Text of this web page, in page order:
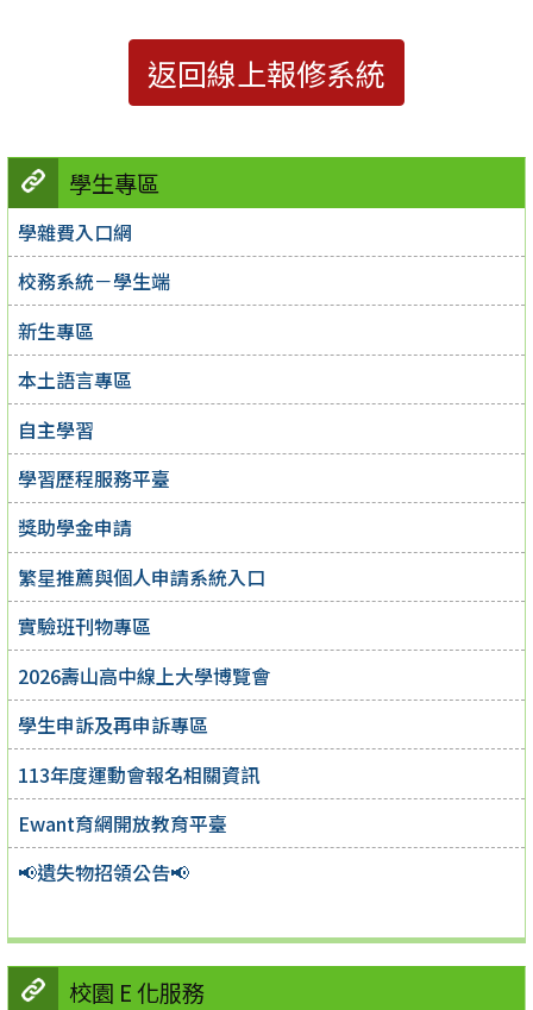
學生專區
學雜費入口網
校務系統－學生端
新生專區
本土語言專區
自主學習
學習歷程服務平臺
獎助學金申請
繁星推薦與個人申請系統入口
實驗班刊物專區
2026壽山高中線上大學博覽會
學生申訴及再申訴專區
113年度運動會報名相關資訊
Ewant育網開放教育平臺
📢遺失物招領公告📢
校園 E 化服務
返回線上報修系統